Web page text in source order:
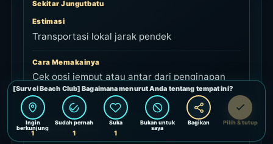
Estimasi
Transportasi lokal jarak pendek
Cara Memakainya
Cek opsi jemput atau antar dari penginapan
atau titik kedatangan.
Menginap di pulau